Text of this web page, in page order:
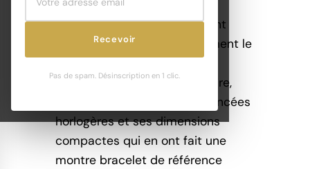
Recevoir
Pas de spam. Désinscription en 1 clic.
La montre Lip T18, initialement
appelée la Type 18 est sûrement le
marque. Retour sur son histoire,
l’origine de son nom, ses avancées
horlogères et ses dimensions
compactes qui en ont fait une
montre bracelet de référence